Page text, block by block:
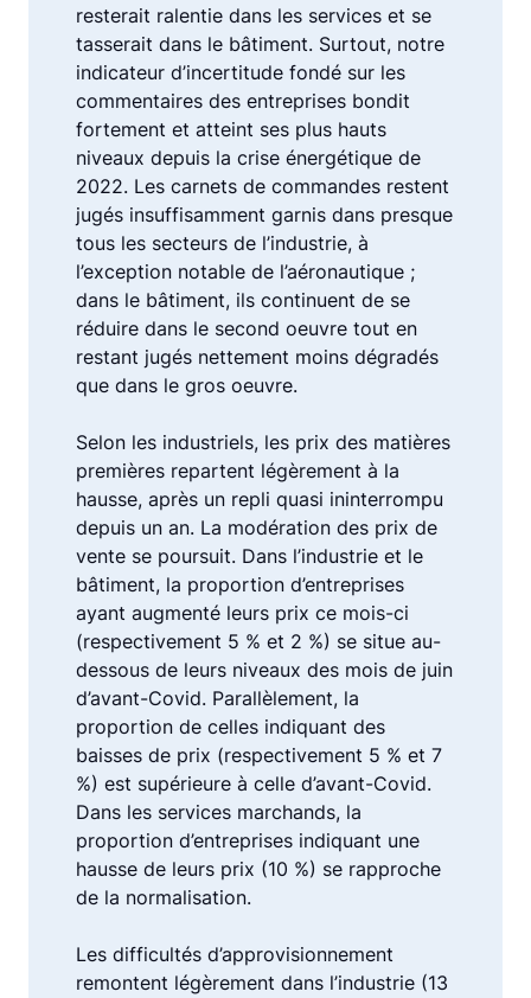
resterait ralentie dans les services et se
tasserait dans le bâtiment. Surtout, notre
indicateur d’incertitude fondé sur les
commentaires des entreprises bondit
fortement et atteint ses plus hauts
niveaux depuis la crise énergétique de
2022. Les carnets de commandes restent
jugés insuffisamment garnis dans presque
tous les secteurs de l’industrie, à
l’exception notable de l’aéronautique ;
dans le bâtiment, ils continuent de se
réduire dans le second oeuvre tout en
restant jugés nettement moins dégradés
que dans le gros oeuvre.
Selon les industriels, les prix des matières
premières repartent légèrement à la
hausse, après un repli quasi ininterrompu
depuis un an. La modération des prix de
vente se poursuit. Dans l’industrie et le
bâtiment, la proportion d’entreprises
ayant augmenté leurs prix ce mois-ci
(respectivement 5 % et 2 %) se situe au-
dessous de leurs niveaux des mois de juin
d’avant-Covid. Parallèlement, la
proportion de celles indiquant des
baisses de prix (respectivement 5 % et 7
%) est supérieure à celle d’avant-Covid.
Dans les services marchands, la
proportion d’entreprises indiquant une
hausse de leurs prix (10 %) se rapproche
de la normalisation.
Les difficultés d’approvisionnement
remontent légèrement dans l’industrie (13